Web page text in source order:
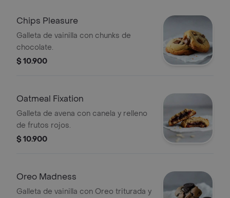
Chips Pleasure
Galleta de vainilla con chunks de
chocolate.
$ 10.900
Oatmeal Fixation
Galleta de avena con canela y relleno
de frutos rojos.
$ 10.900
Oreo Madness
Galleta de vainilla con Oreo triturada y